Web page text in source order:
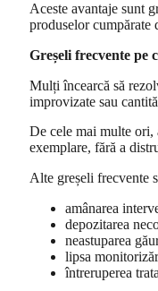
Aceste avantaje sunt
produselor cumpărate
Greșeli frecvente pe
Mulți încearcă să
improvizate sau
De cele mai multe ori,
exemplare, fără a
Alte greșeli frecvente
amânarea
depozitarea
neastuparea
lipsa
întreruperea